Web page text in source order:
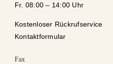
Fr. 08:00 – 14:00 Uhr
Kostenloser Rückrufservice
Kontaktformular
Fax